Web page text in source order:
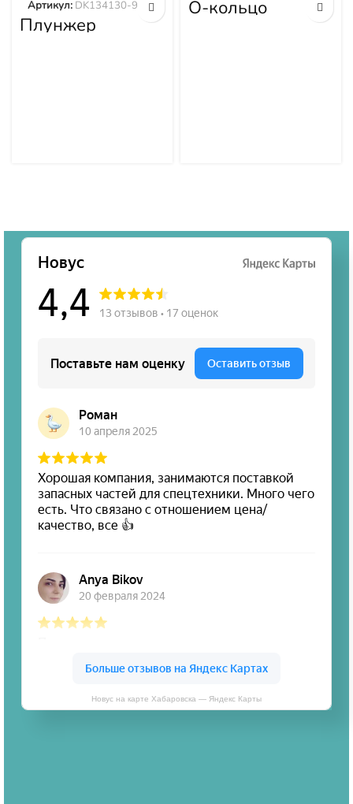
Плунжер
DK134130-9320
Артикул: DK134130-9320 О-кольцо
ND949140-2570
Новус на карте Хабаровска — Яндекс Карты